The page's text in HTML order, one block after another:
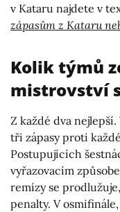
v Kataru najdete v
zápasům z Kataru
Kolik týmů
mistrovství
Z každé dva
tři zápasy proti
Postupujících
vyřazovacím
remízy se
penalty. V